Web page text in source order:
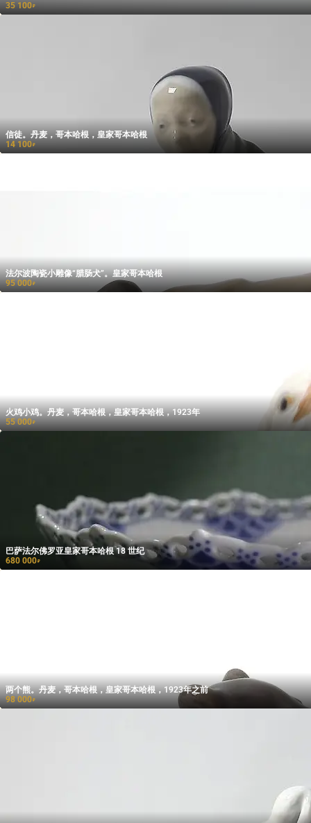
35 100₽
信徒。丹麦，哥本哈根，皇家哥本哈根
14 100₽
法尔波陶瓷小雕像“腊肠犬”。皇家哥本哈根
95 000₽
火鸡小鸡。丹麦，哥本哈根，皇家哥本哈根，1923年
55 000₽
巴萨法尔佛罗亚皇家哥本哈根 18 世纪
680 000₽
两个熊。丹麦，哥本哈根，皇家哥本哈根，1923年之前
98 000₽